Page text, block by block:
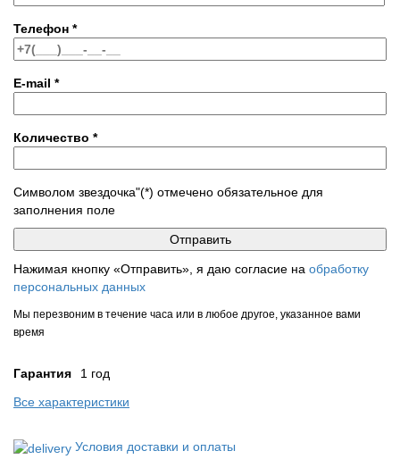
Телефон *
E-mail *
Количество *
Символом звездочка"(*) отмечено обязательное для
заполнения поле
Нажимая кнопку «Отправить», я даю согласие на обработку
персональных данных
Мы перезвоним в течение часа или в любое другое, указанное вами
время
Гарантия
1 год
Все характеристики
Условия доставки и оплаты